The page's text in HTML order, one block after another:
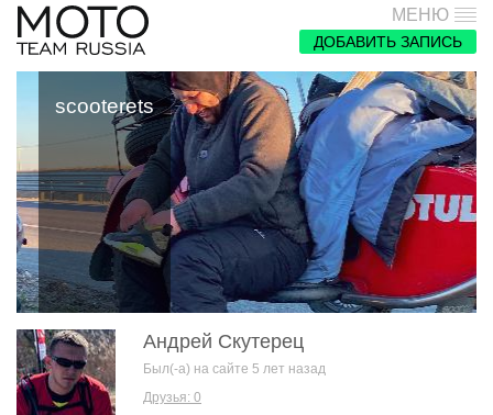
МЕНЮ
ДОБАВИТЬ ЗАПИСЬ
scooterets
Андрей Скутерец
Был(-а) на сайте 5 лет назад
Друзья: 0